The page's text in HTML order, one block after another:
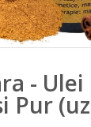
- Ulei
Pur